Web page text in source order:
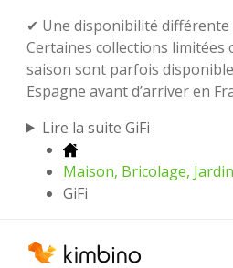
✔ Une disponibilité différente
Certaines collections limitées
saison sont parfois
Espagne avant d’arriver en
Lire la suite GiFi
Maison, Bricolage,
GiFi